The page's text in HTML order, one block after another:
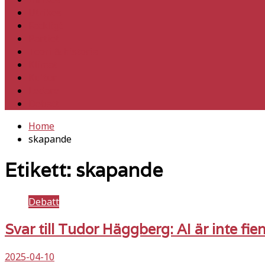
Home
skapande
Etikett: skapande
Debatt
Svar till Tudor Häggberg: AI är inte
2025-04-10